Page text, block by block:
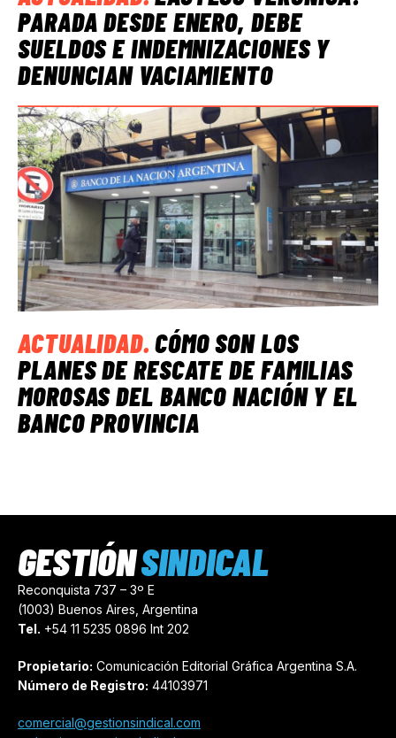
PARADA DESDE ENERO, DEBE
SUELDOS E INDEMNIZACIONES Y
DENUNCIAN VACIAMIENTO
ACTUALIDAD.CÓMO SON LOS
PLANES DE RESCATE DE FAMILIAS
MOROSAS DEL BANCO NACIÓN Y EL
BANCO PROVINCIA
Reconquista 737 – 3º E
(1003) Buenos Aires, Argentina
Tel. +54 11 5235 0896 Int 202
Propietario: Comunicación Editorial Gráfica Argentina S.A.
Número de Registro: 44103971
comercial@gestionsindical.com
GESTIÓNSINDICAL